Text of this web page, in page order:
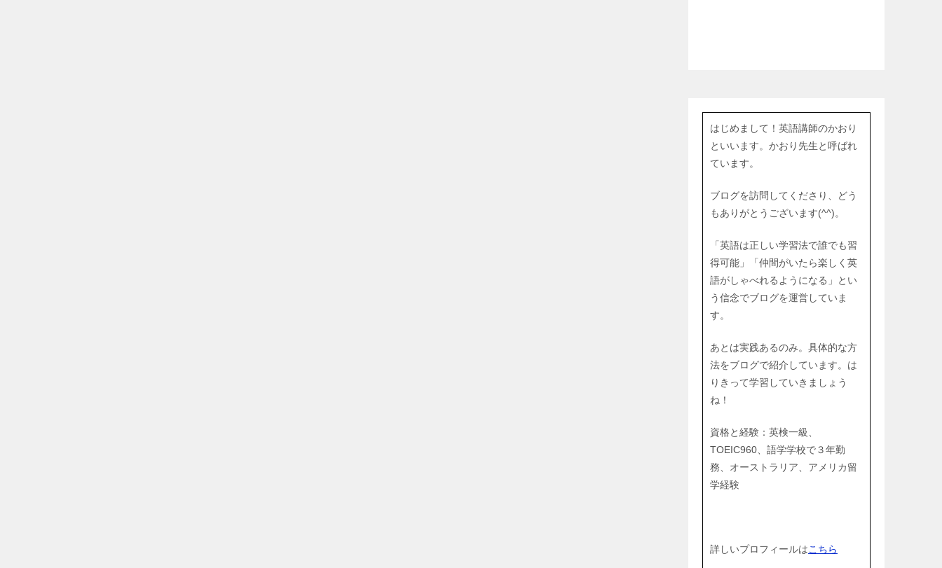
はじめまして！英語講師のかおり
といいます。かおり先生と呼ばれ
ています。
ブログを訪問してくださり、どう
もありがとうございます(^^)。
「英語は正しい学習法で誰でも習
得可能」「仲間がいたら楽しく英
語がしゃべれるようになる」とい
う信念でブログを運営していま
す。
あとは実践あるのみ。具体的な方
法をブログで紹介しています。は
りきって学習していきましょう
ね！
資格と経験：英検一級、
TOEIC960、語学学校で３年勤
務、オーストラリア、アメリカ留
学経験
詳しいプロフィールはこちら